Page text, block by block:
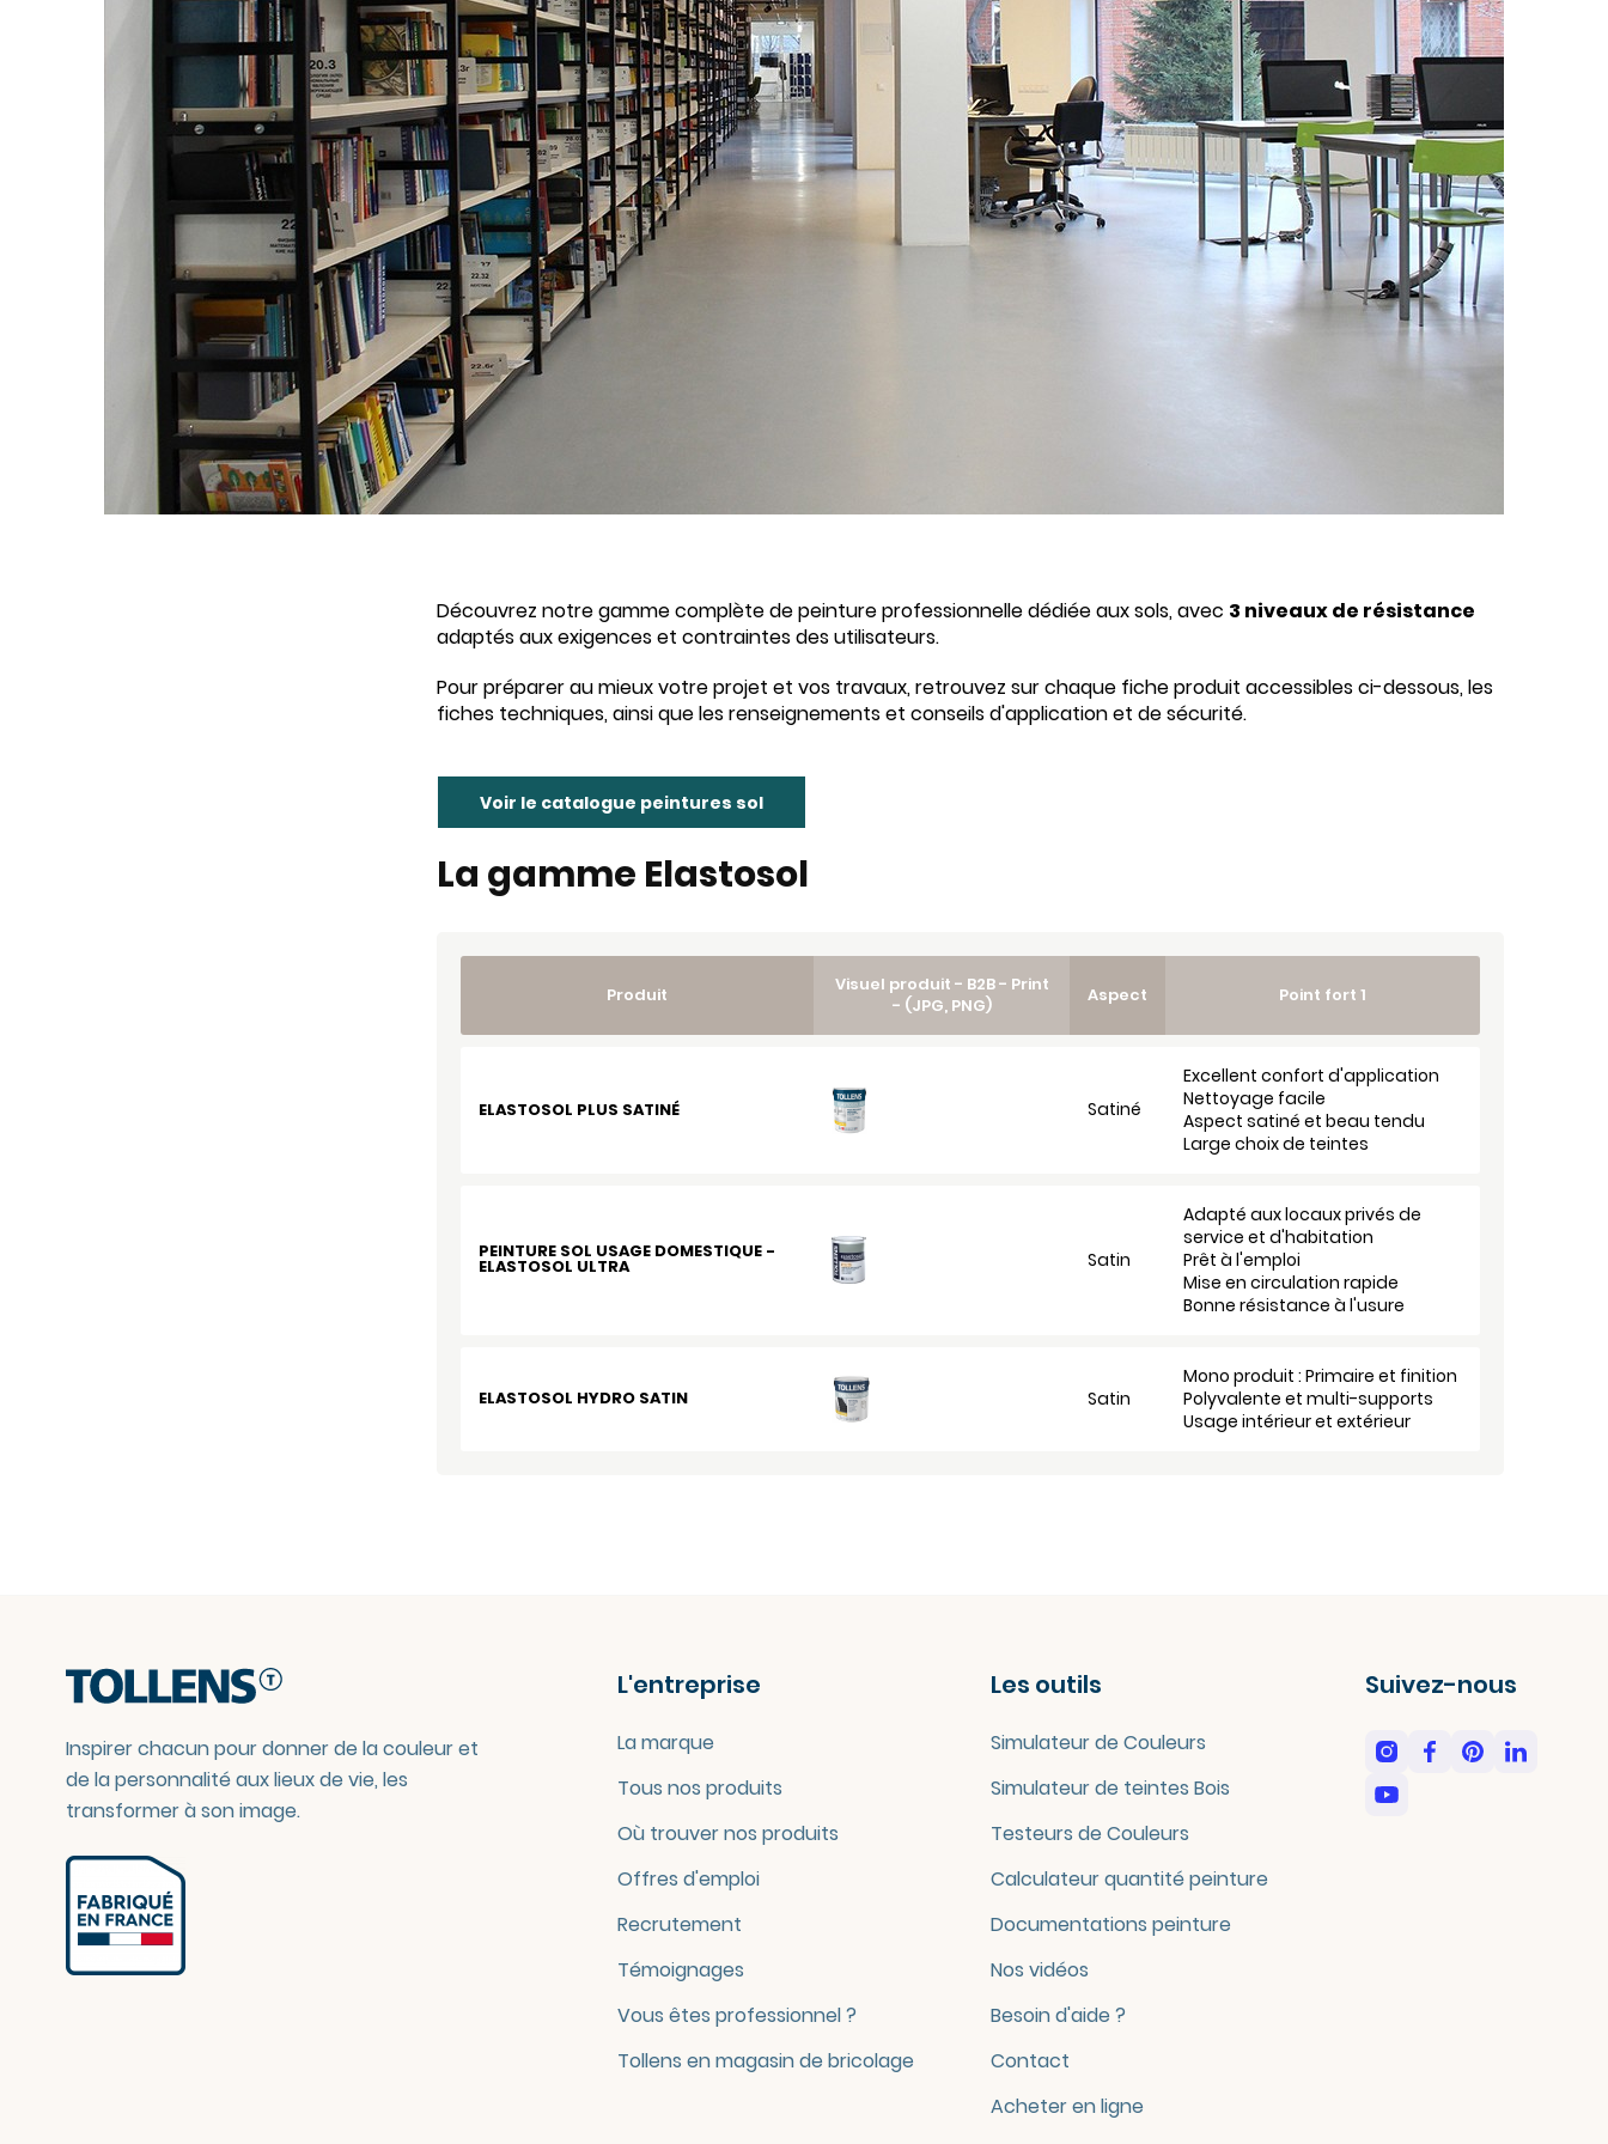
Découvrez notre gamme complète de peinture professionnelle dédiée aux sols, avec 3 niveaux de résistance
adaptés aux exigences et contraintes des utilisateurs.
Pour préparer au mieux votre projet et vos travaux, retrouvez sur chaque fiche produit accessibles ci-dessous, les
fiches techniques, ainsi que les renseignements et conseils d'application et de sécurité.
Voir le catalogue peintures sol
La gamme Elastosol
Produit
Visuel produit - B2B - Print
- (JPG, PNG)
Aspect Point fort 1
ELASTOSOL PLUS SATINÉ Satiné
Excellent confort d'application
Nettoyage facile
Aspect satiné et beau tendu
Large choix de teintes
PEINTURE SOL USAGE DOMESTIQUE -
ELASTOSOL ULTRA Satin
Adapté aux locaux privés de
service et d'habitation
Prêt à l'emploi
Mise en circulation rapide
Bonne résistance à l'usure
ELASTOSOL HYDRO SATIN Satin
Mono produit : Primaire et finition
Polyvalente et multi-supports
Usage intérieur et extérieur
Inspirer chacun pour donner de la couleur et
de la personnalité aux lieux de vie, les
transformer à son image.
L'entreprise
La marque
Tous nos produits
Où trouver nos produits
Offres d'emploi
Recrutement
Témoignages
Vous êtes professionnel ?
Tollens en magasin de bricolage
Les outils
Simulateur de Couleurs
Simulateur de teintes Bois
Testeurs de Couleurs
Calculateur quantité peinture
Documentations peinture
Nos vidéos
Besoin d'aide ?
Contact
Acheter en ligne
Suivez-nous